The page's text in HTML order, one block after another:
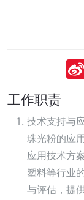
工作职责
技术支持与
珠光粉的应
应用技术方
塑料等行业
与评估，提